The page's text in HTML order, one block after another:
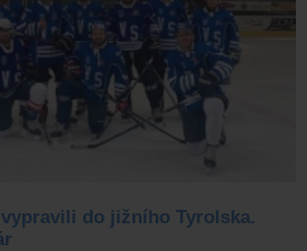
do jižního Tyrolska.